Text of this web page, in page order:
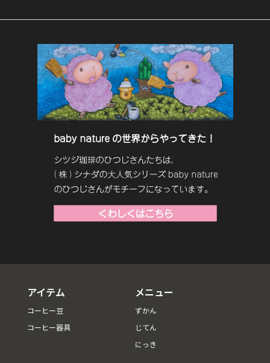
アイテム
コーヒー豆
コーヒー器具
メニュー
ずかん
じてん
にっき